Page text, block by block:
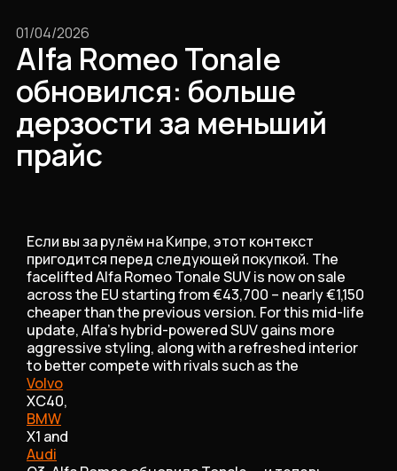
01/04/2026
Alfa Romeo Tonale
обновился: больше
дерзости за меньший
прайс
Если вы за рулём на Кипре, этот контекст
пригодится перед следующей покупкой. The
facelifted Alfa Romeo Tonale SUV is now on sale
across the EU starting from €43,700 – nearly €1,150
cheaper than the previous version. For this mid-life
update, Alfa’s hybrid-powered SUV gains more
aggressive styling, along with a refreshed interior
to better compete with rivals such as the
Volvo
XC40,
BMW
X1 and
Audi